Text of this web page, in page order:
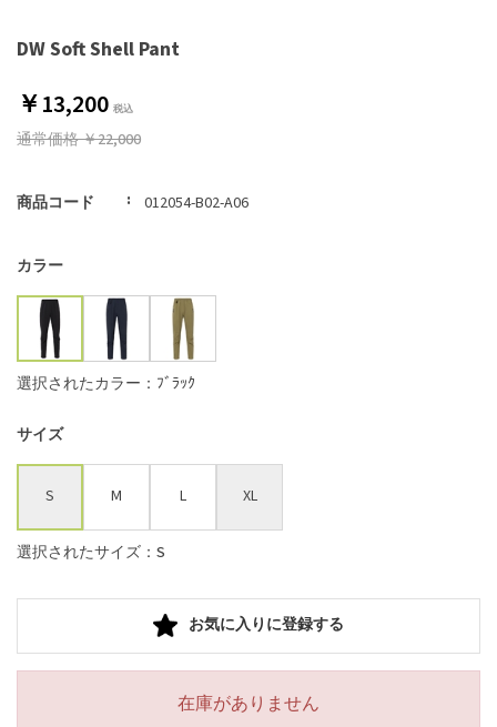
DW Soft Shell Pant
￥13,200
通常価格￥22,000
商品コード 012054-B02-A06
カラー
選択されたカラー：ﾌﾞﾗｯｸ
サイズ
S M L XL
選択されたサイズ：S
お気に入りに登録する
在庫がありません